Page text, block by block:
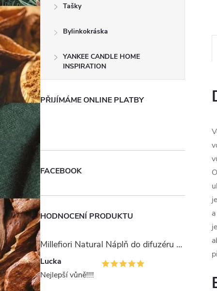
Tašky
Bylinkokráska
YANKEE CANDLE HOME
INSPIRATION
PŘIJÍMÁME ONLINE PLATBY
FACEBOOK
HODNOCENÍ PRODUKTU
Millefiori Natural Náplň do difuzéru 250ml/Ambra & Rosa
Lucka
Nejlepší vůně!!!!